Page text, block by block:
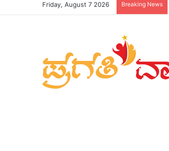
Friday, August 7 2026 Breaking News